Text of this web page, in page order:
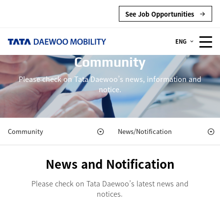
See Job Opportunities
ENG
Community
Please check on Tata Daewoo’s news, information and
notice.
Community News/Notification
News and Notification
Please check on Tata Daewoo’s latest news and
notices.